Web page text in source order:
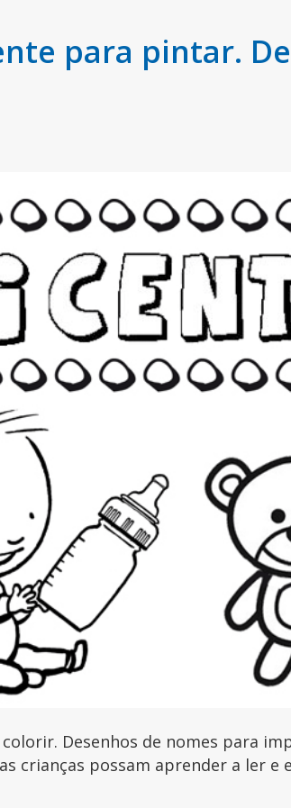
para pintar.
Desenhos de nomes para
crianças possam aprender a ler e